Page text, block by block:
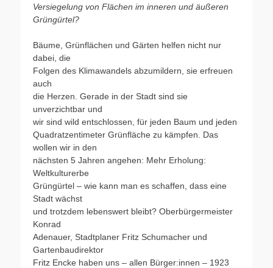
Versiegelung von Flächen im inneren und äußeren
Grüngürtel?
Bäume, Grünflächen und Gärten helfen nicht nur
dabei, die
Folgen des Klimawandels abzumildern, sie erfreuen
auch
die Herzen. Gerade in der Stadt sind sie
unverzichtbar und
wir sind wild entschlossen, für jeden Baum und jeden
Quadratzentimeter Grünfläche zu kämpfen. Das
wollen wir in den
nächsten 5 Jahren angehen: Mehr Erholung:
Weltkulturerbe
Grüngürtel – wie kann man es schaffen, dass eine
Stadt wächst
und trotzdem lebenswert bleibt? Oberbürgermeister
Konrad
Adenauer, Stadtplaner Fritz Schumacher und
Gartenbaudirektor
Fritz Encke haben uns – allen Bürger:innen – 1923